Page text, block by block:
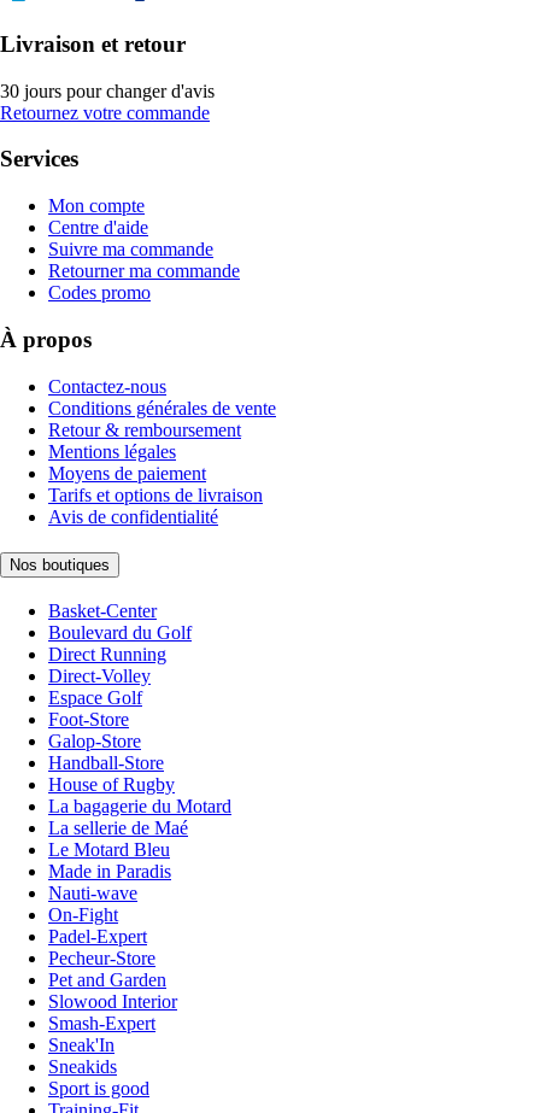
Livraison et retour
30 jours pour changer d'avis
Retournez votre commande
Services
Mon compte
Centre d'aide
Suivre ma commande
Retourner ma commande
Codes promo
À propos
Contactez-nous
Conditions générales de vente
Retour & remboursement
Mentions légales
Moyens de paiement
Tarifs et options de livraison
Avis de confidentialité
Nos boutiques
Basket-Center
Boulevard du Golf
Direct Running
Direct-Volley
Espace Golf
Foot-Store
Galop-Store
Handball-Store
House of Rugby
La bagagerie du Motard
La sellerie de Maé
Le Motard Bleu
Made in Paradis
Nauti-wave
On-Fight
Padel-Expert
Pecheur-Store
Pet and Garden
Slowood Interior
Smash-Expert
Sneak'In
Sneakids
Sport is good